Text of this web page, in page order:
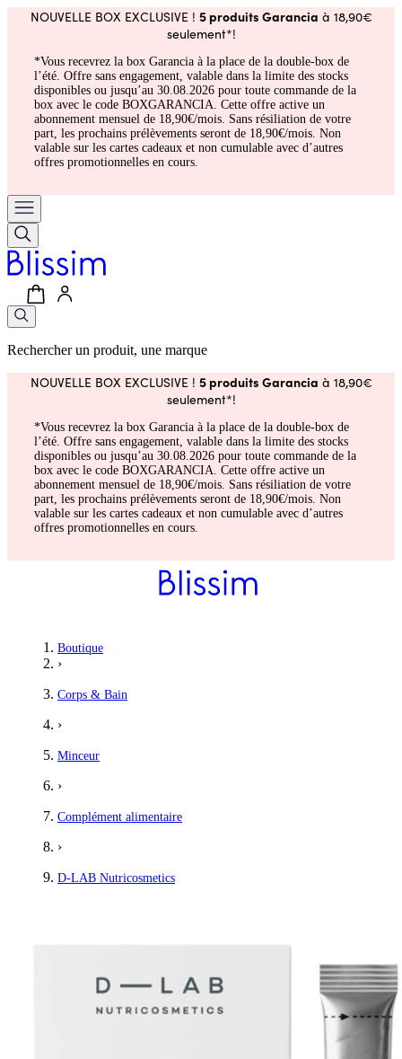
NOUVELLE BOX EXCLUSIVE ! 5 produits Garancia à 18,90€
seulement*!
*Vous recevrez la box Garancia à la place de la double-box de
l’été. Offre sans engagement, valable dans la limite des stocks
disponibles ou jusqu’au 30.08.2026 pour toute commande de la
box avec le code BOXGARANCIA. Cette offre active un
abonnement mensuel de 18,90€/mois. Sans résiliation de votre
part, les prochains prélèvements seront de 18,90€/mois. Non
valable sur les cartes cadeaux et non cumulable avec d’autres
offres promotionnelles en cours.
Rechercher un produit, une marque
NOUVELLE BOX EXCLUSIVE ! 5 produits Garancia à 18,90€
seulement*!
*Vous recevrez la box Garancia à la place de la double-box de
l’été. Offre sans engagement, valable dans la limite des stocks
disponibles ou jusqu’au 30.08.2026 pour toute commande de la
box avec le code BOXGARANCIA. Cette offre active un
abonnement mensuel de 18,90€/mois. Sans résiliation de votre
part, les prochains prélèvements seront de 18,90€/mois. Non
valable sur les cartes cadeaux et non cumulable avec d’autres
offres promotionnelles en cours.
Boutique
›
Corps & Bain
›
Minceur
›
Complément alimentaire
›
D-LAB Nutricosmetics